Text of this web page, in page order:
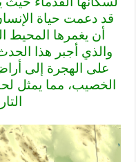
والذي أجبر هذا
على الهجرة إلى
الخصيب، مما يمثل